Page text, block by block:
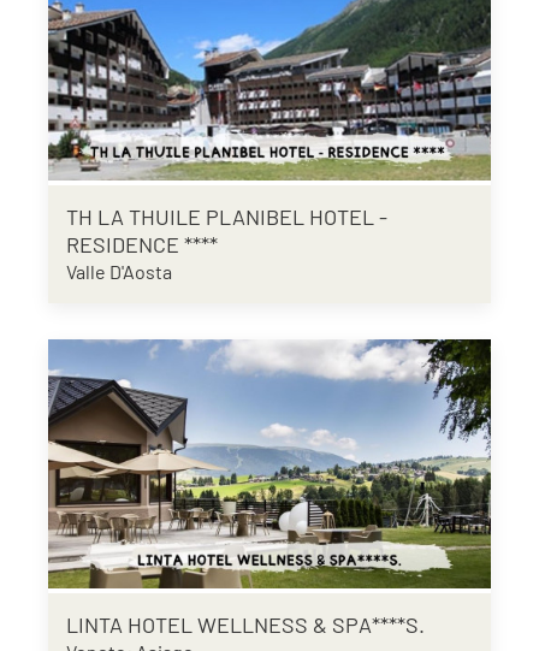
TH LA THUILE PLANIBEL HOTEL -
RESIDENCE ****
Valle D'Aosta
LINTA HOTEL WELLNESS & SPA****S.